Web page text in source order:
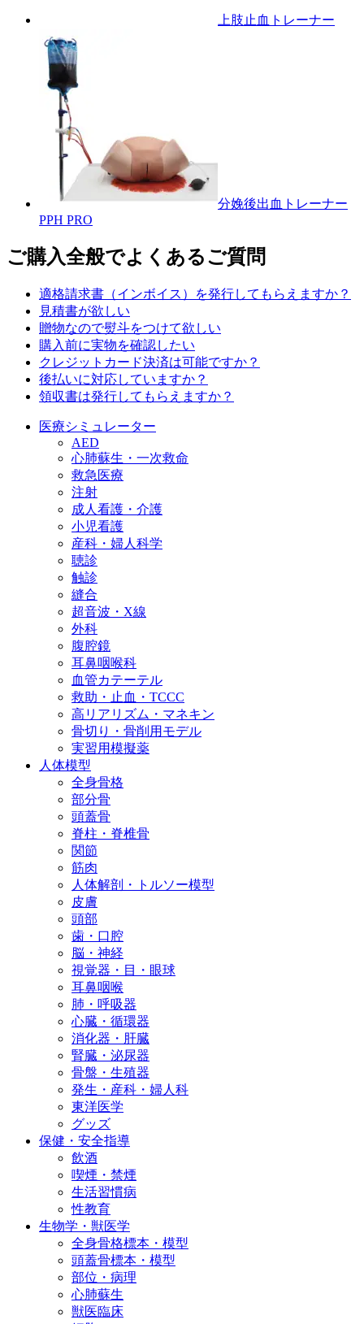
上肢止血トレーナー
分娩後出血トレーナー
PPH PRO
ご購入全般でよくあるご質問
適格請求書（インボイス）を発行してもらえますか？
見積書が欲しい
贈物なので熨斗をつけて欲しい
購入前に実物を確認したい
クレジットカード決済は可能ですか？
後払いに対応していますか？
領収書は発行してもらえますか？
医療シミュレーター
AED
心肺蘇生・一次救命
救急医療
注射
成人看護・介護
小児看護
産科・婦人科学
聴診
触診
縫合
超音波・X線
外科
腹腔鏡
耳鼻咽喉科
血管カテーテル
救助・止血・TCCC
高リアリズム・マネキン
骨切り・骨削用モデル
実習用模擬薬
人体模型
全身骨格
部分骨
頭蓋骨
脊柱・脊椎骨
関節
筋肉
人体解剖・トルソー模型
皮膚
頭部
歯・口腔
脳・神経
視覚器・目・眼球
耳鼻咽喉
肺・呼吸器
心臓・循環器
消化器・肝臓
腎臓・泌尿器
骨盤・生殖器
発生・産科・婦人科
東洋医学
グッズ
保健・安全指導
飲酒
喫煙・禁煙
生活習慣病
性教育
生物学・獣医学
全身骨格標本・模型
頭蓋骨標本・模型
部位・病理
心肺蘇生
獣医臨床